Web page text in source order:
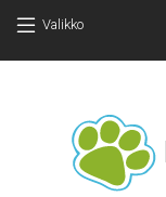
Valikko